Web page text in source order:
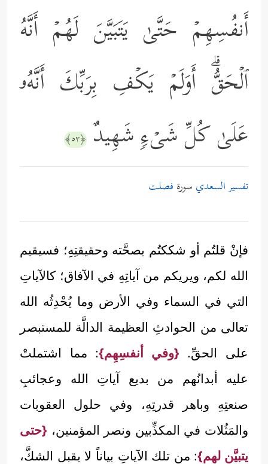
أَنفُسِهِمۡ حَتَّىٰ یَتَبَیَّنَ لَهُمۡ أَنَّهُ
ٱلۡحَقُّۗ أَوَلَمۡ یَكۡفِ بِرَبِّكَ أَنَّهُۥ
عَلَىٰ كُلِّ شَیۡءࣲ شَهِیدٌ ﴿٥٣﴾
تفسير السعدي سورة فصلت
فإنْ قلتُم أو شككتُم بصحَّته وحقيقتِهِ؛ فسيقيم
الله لكم، ويريكم من آياتِهِ في الآفاق؛ كالآياتِ
التي في السماء وفي الأرض وما يُحْدِثُه الله
تعالى من الحوادثِ العظيمة الدالَّة للمستبصر
على الحقِّ. {وفي أنفسِهِم}: مما اشتملتْ
عليه أبدانُهم من بديع آياتِ الله وعجائبِ
صنعتِهِ وباهر قدرتِهِ، وفي حلول العقوبات
والمَثُلات في المكذِّبين ونصر المؤمنين، {حتى
يتبيَّن لهم}: من تلك الآياتِ بياناً لا يقبل الشكَّ،